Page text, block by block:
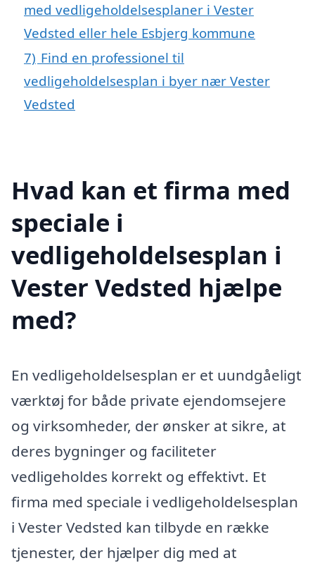
med vedligeholdelsesplaner i Vester
Vedsted eller hele Esbjerg kommune
7) Find en professionel til
vedligeholdelsesplan i byer nær Vester
Vedsted
Hvad kan et firma med
speciale i
vedligeholdelsesplan i
Vester Vedsted hjælpe
med?
En vedligeholdelsesplan er et uundgåeligt
værktøj for både private ejendomsejere
og virksomheder, der ønsker at sikre, at
deres bygninger og faciliteter
vedligeholdes korrekt og effektivt. Et
firma med speciale i vedligeholdelsesplan
i Vester Vedsted kan tilbyde en række
tjenester, der hjælper dig med at